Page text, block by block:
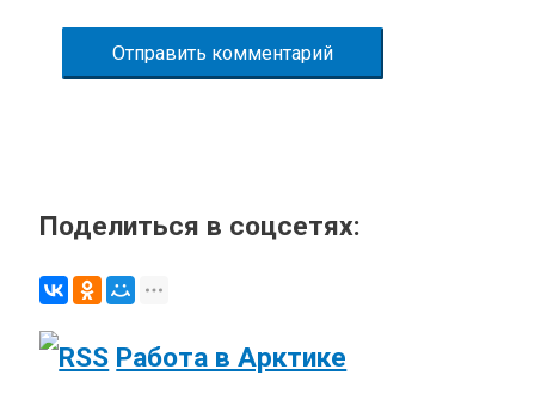
Поделиться в соцсетях:
Работа в Арктике